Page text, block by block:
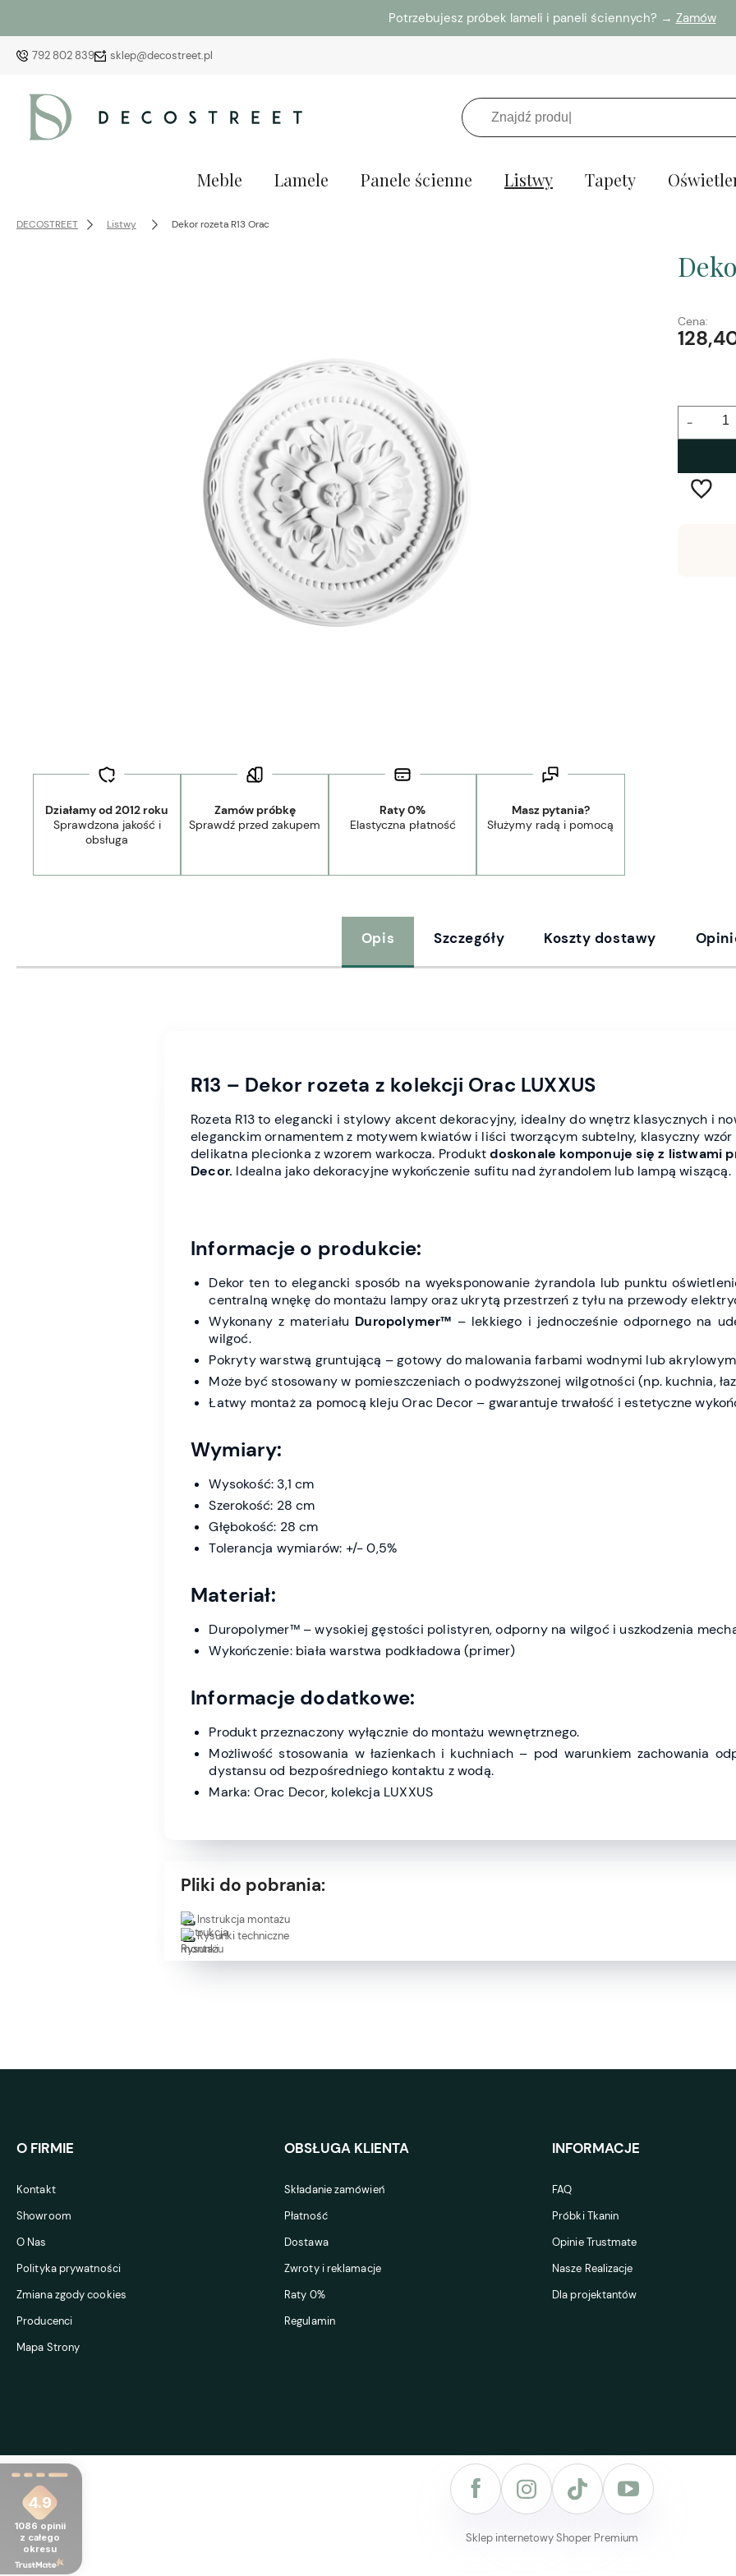
Potrzebujesz próbek lameli i paneli ściennych? → Zamów
792 802 839 sklep@decostreet.pl
Meble Lamele Panele ścienne Listwy Tapety
DECOSTREET Listwy Dekor rozeta R13 Orac
Działamy od 2012 roku
Sprawdzona jakość i
obsługa
Zamów próbkę
Sprawdź przed zakupem
Raty 0%
Elastyczna płatność
Masz pytania?
Służymy radą i pomocą
Cena:
-
Wysyłka w:
Opis Szczegóły Koszty dostawy
R13 – Dekor rozeta z kolekcji Orac LUXXUS
Rozeta R13 to elegancki i stylowy akcent dekoracyjny, idealny do wnętrz klasycznych i
eleganckim ornamentemz motywem kwiatów i liści tworzącym subtelny, klasyczny wzór
delikatna plecionka z wzorem warkocza. Produktdoskonale komponuje się z listwami
Decor. Idealna jako dekoracyjne wykończenie sufitu nad żyrandolem lub lampą wiszącą.
Informacje o produkcie:
Dekor ten to elegancki sposób na wyeksponowanie żyrandola lub punktu
centralną wnękę do montażu lampy oraz ukrytą przestrzeń z tyłu na przewody
Wykonany z materiału Duropolymer™ – lekkiego i jednocześnie odpornego na
wilgoć.
Pokryty warstwą gruntującą – gotowy do malowania farbami wodnymi lub
Może być stosowany w pomieszczeniach o podwyższonej wilgotności (np. kuchnia,
Łatwy montaż za pomocą kleju Orac Decor – gwarantuje trwałość i estetyczne
Wymiary:
Wysokość: 3,1 cm
Szerokość: 28 cm
Głębokość: 28 cm
Tolerancja wymiarów: +/- 0,5%
Materiał:
Duropolymer™ – wysokiej gęstości polistyren, odporny na wilgoć i uszkodzenia
Wykończenie: biała warstwa podkładowa (primer)
Informacje dodatkowe:
Produkt przeznaczony wyłącznie do montażu wewnętrznego.
Możliwość stosowania w łazienkach i kuchniach – pod warunkiem zachowania
dystansu od bezpośredniego kontaktu z wodą.
Marka: Orac Decor, kolekcja LUXXUS
Pliki do pobrania:
Instrukcja montażu
Rysunki techniczne
O FIRMIE
Kontakt
Showroom
O Nas
Polityka prywatności
Zmiana zgody cookies
Producenci
Mapa Strony
OBSŁUGA KLIENTA
Składanie zamówień
Płatność
Dostawa
Zwroty i reklamacje
Raty 0%
Regulamin
INFORMACJE
FAQ
Próbki Tkanin
Opinie Trustmate
Nasze Realizacje
Dla projektantów
4.9
1086 opinii
z całego
okresu
Sklep internetowy Shoper Premium